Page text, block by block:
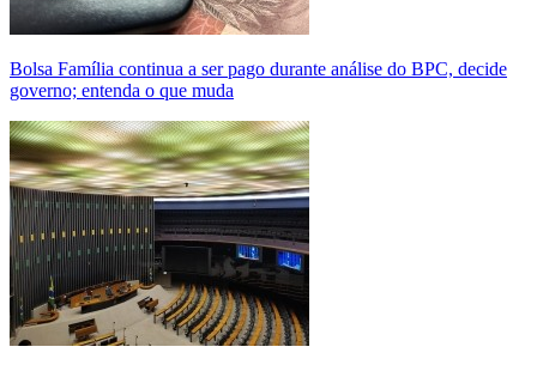
Bolsa Família continua a ser pago durante análise do BPC, decide
governo; entenda o que muda